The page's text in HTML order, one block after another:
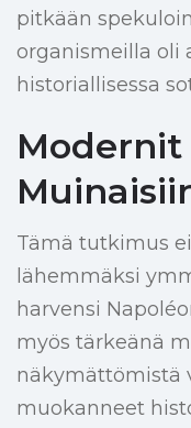
pitkään
organismeilla oli
historiallisessa
Tämä tutkimus
lähemmäksi
harvensi
myös tärkeänä
näkymättömistä
muokanneet